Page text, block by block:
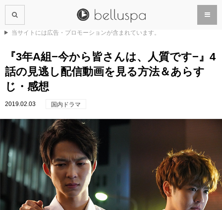
当サイトには広告・プロモーションが含まれています。
『3年A組−今から皆さんは、人質です−』4
話の見逃し配信動画を見る方法＆あらす
じ・感想
2019.02.03 国内ドラマ